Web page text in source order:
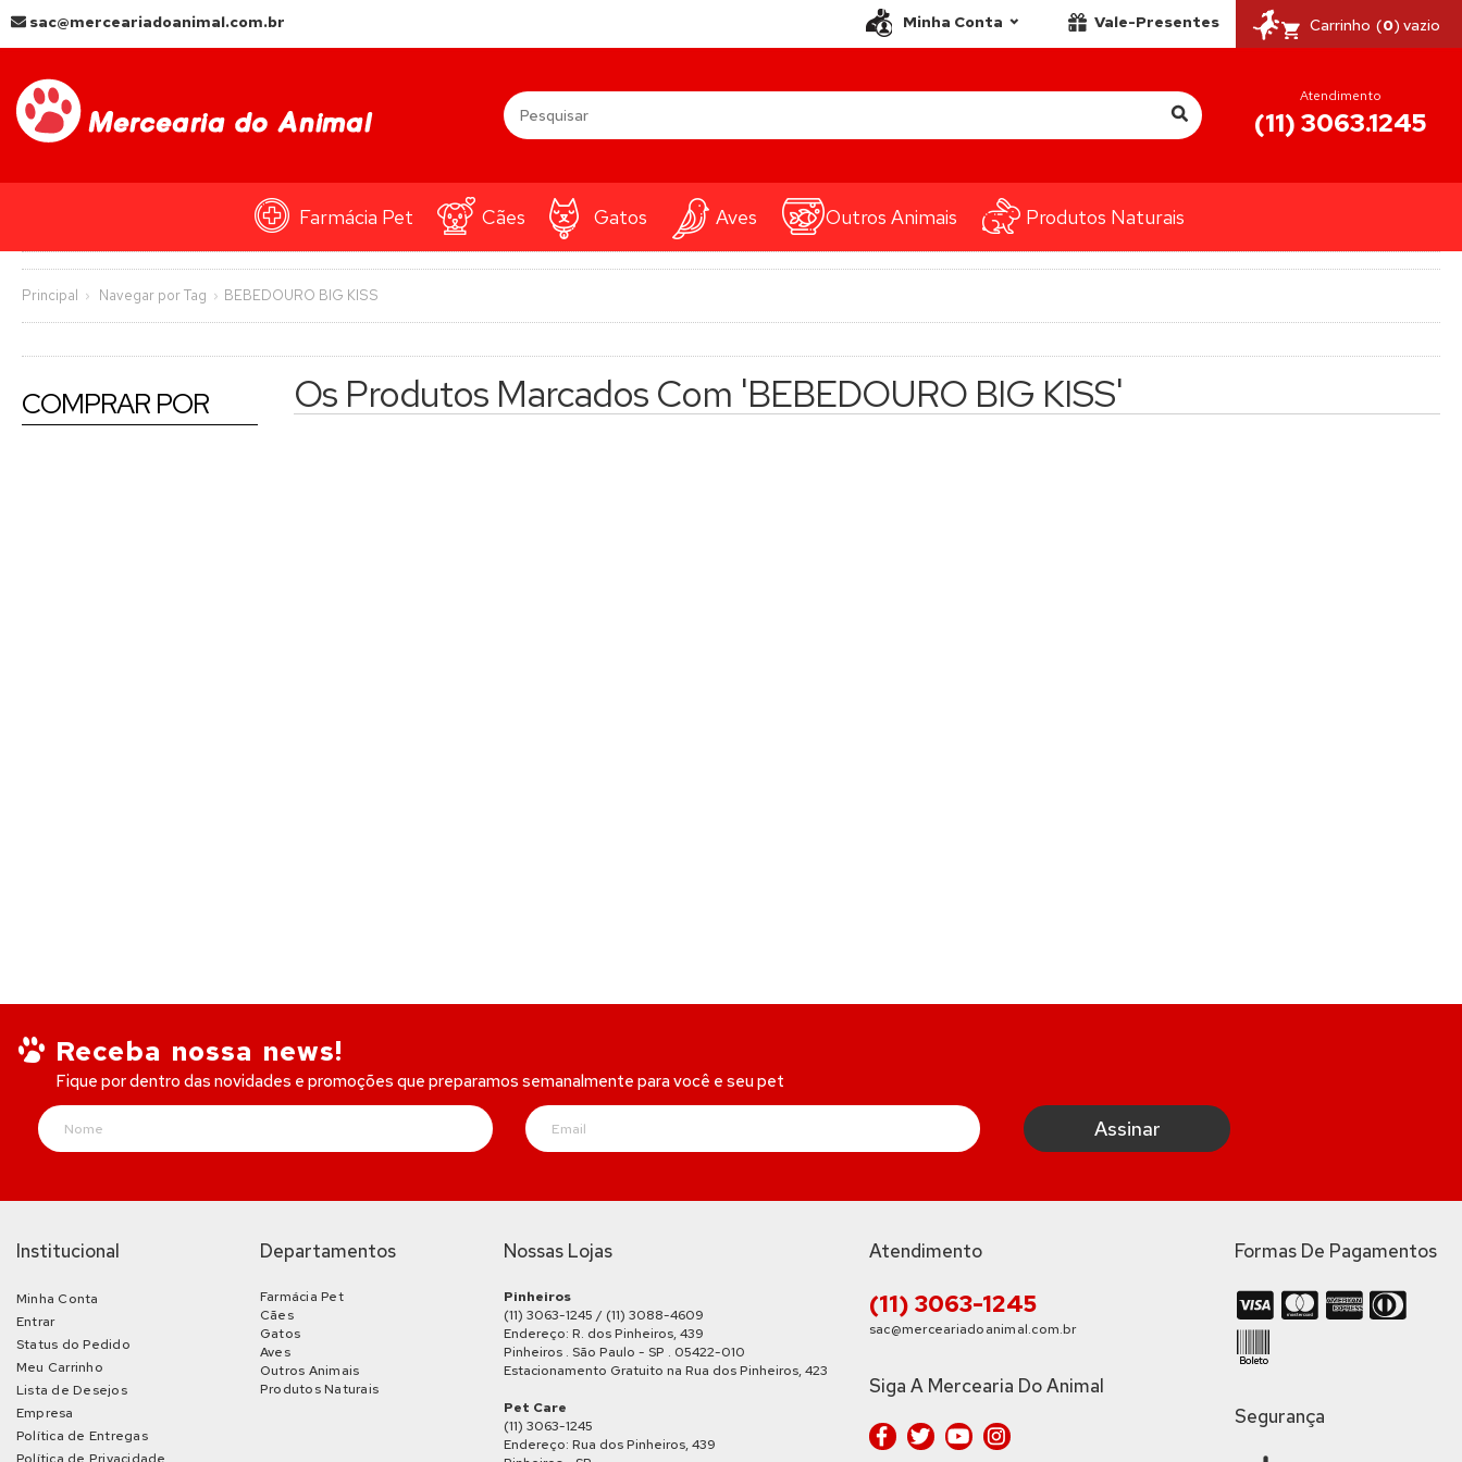
sac@merceariadoanimal.com.br Carrinho (0) vazio
Vale-Presentes
Minha Conta
Atendimento
(11) 3063.1245
Farmácia Pet Cães Gatos Aves Outros Animais Produtos Naturais
Principal Navegar por Tag BEBEDOURO BIG KISS
COMPRAR POR Os Produtos Marcados Com 'BEBEDOURO BIG KISS'
Receba nossa news!
Fique por dentro das novidades e promoções que preparamos semanalmente para você e seu pet
Institucional
Minha Conta
Entrar
Status do Pedido
Meu Carrinho
Lista de Desejos
Empresa
Política de Entregas
Departamentos
Farmácia Pet
Cães
Gatos
Aves
Outros Animais
Produtos Naturais
Nossas Lojas
Pinheiros
(11) 3063-1245 / (11) 3088-4609
Endereço: R. dos Pinheiros, 439
Pinheiros . São Paulo - SP . 05422-010
Estacionamento Gratuito na Rua dos Pinheiros, 423
Pet Care
(11) 3063-1245
Endereço: Rua dos Pinheiros, 439
Atendimento
(11) 3063-1245
sac@merceariadoanimal.com.br
Siga A Mercearia Do Animal
Formas De Pagamentos
Segurança